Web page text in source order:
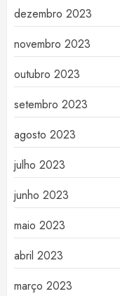
dezembro 2023
novembro 2023
outubro 2023
setembro 2023
agosto 2023
julho 2023
junho 2023
maio 2023
abril 2023
março 2023